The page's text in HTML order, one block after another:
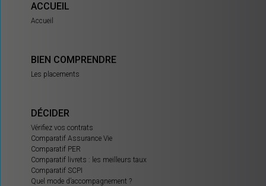
ACCUEIL
Accueil
BIEN COMPRENDRE
Les placements
DÉCIDER
Vérifiez vos contrats
Comparatif Assurance Vie
Comparatif PER
Comparatif livrets : les meilleurs taux
Comparatif SCPI
Quel mode d’accompagnement ?